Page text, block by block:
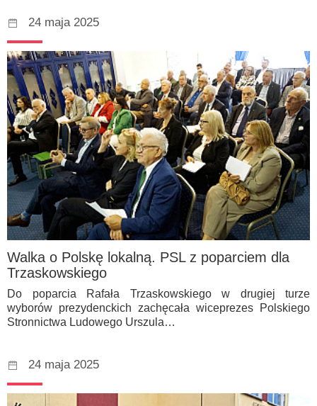
24 maja 2025
Walka o Polskę lokalną. PSL z poparciem dla
Trzaskowskiego
Do poparcia Rafała Trzaskowskiego w drugiej turze
wyborów prezydenckich zachęcała wiceprezes Polskiego
Stronnictwa Ludowego Urszula…
24 maja 2025